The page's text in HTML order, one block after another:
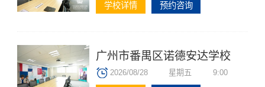
学校详情 预约咨询
广州市番禺区诺德安达学校
2026/08/28 星期五 9:00